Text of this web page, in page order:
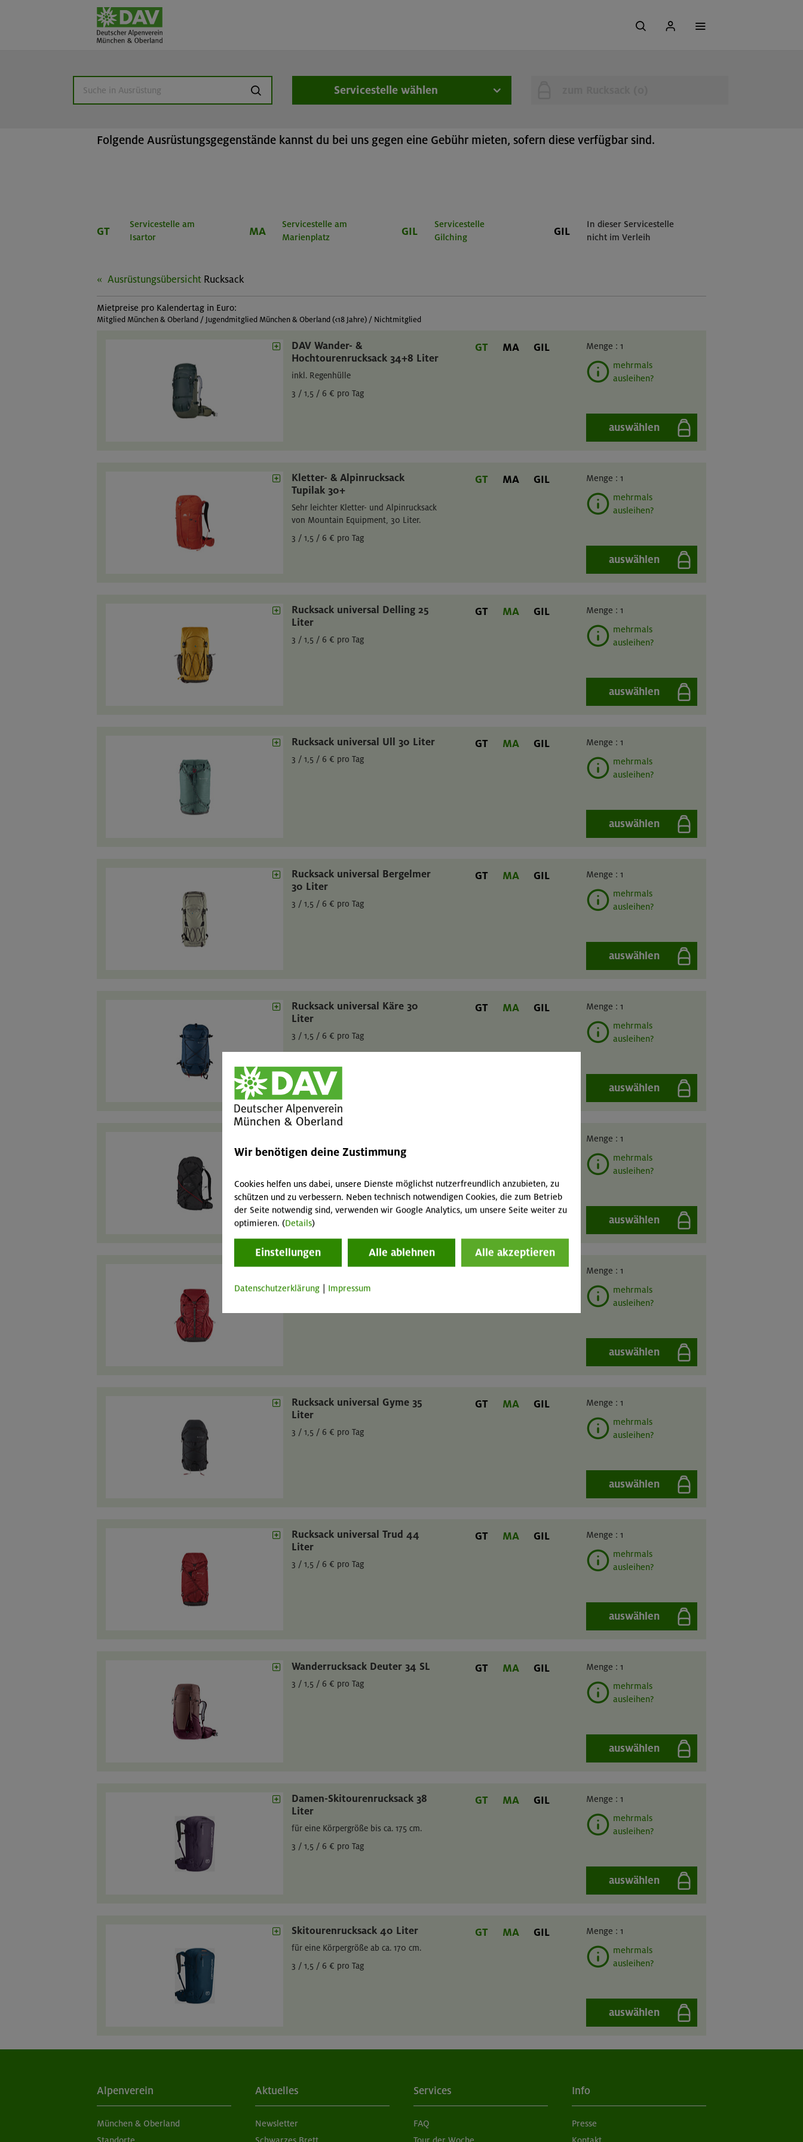
Ausrüstungsverleih
Folgende Ausrüstungsgegenstände kannst du bei uns gegen eine Gebühr mieten, sofern diese verfügbar sind.
suchen Servicestelle wählen
GT
Servicestelle am
Isartor
MA
Servicestelle am
Marienplatz
GIL
Servicestelle
Gilching
GIL
In dieser Servicestelle
nicht im Verleih
Ausrüstungsübersicht Rucksack
Mietpreise pro Kalendertag in Euro:
Mitglied München & Oberland / Jugendmitglied München & Oberland (<18 Jahre) / Nichtmitglied
DAV Wander- &
Hochtourenrucksack 34+8 Liter
inkl. Regenhülle
3 / 1,5 / 6 € pro Tag
GT MA GIL Menge : 1
mehrmals
ausleihen?
auswählen
Kletter- & Alpinrucksack
Tupilak 30+
Sehr leichter Kletter- und Alpinrucksack
von Mountain Equipment, 30 Liter.
3 / 1,5 / 6 € pro Tag
GT MA GIL Menge : 1
mehrmals
ausleihen?
auswählen
Rucksack universal Delling 25
Liter
3 / 1,5 / 6 € pro Tag
GT MA GIL Menge : 1
mehrmals
ausleihen?
auswählen
Rucksack universal Ull 30 Liter
3 / 1,5 / 6 € pro Tag
GT MA GIL Menge : 1
mehrmals
ausleihen?
auswählen
Rucksack universal Bergelmer
30 Liter
3 / 1,5 / 6 € pro Tag
GT MA GIL Menge : 1
mehrmals
ausleihen?
auswählen
Rucksack universal Käre 30
Liter
3 / 1,5 / 6 € pro Tag
GT MA GIL Menge : 1
mehrmals
ausleihen?
auswählen
Liter
Menge : 1
mehrmals
ausleihen?
auswählen
Rucksack universal Brimer 32
Liter
Menge : 1
mehrmals
ausleihen?
auswählen
Rucksack universal Gyme 35
Liter
3 / 1,5 / 6 € pro Tag
GT MA GIL Menge : 1
mehrmals
ausleihen?
auswählen
Rucksack universal Trud 44
Liter
3 / 1,5 / 6 € pro Tag
GT MA GIL Menge : 1
mehrmals
ausleihen?
auswählen
Wanderrucksack Deuter 34 SL
3 / 1,5 / 6 € pro Tag
GT MA GIL Menge : 1
mehrmals
ausleihen?
auswählen
Damen-Skitourenrucksack 38
Liter
für eine Körpergröße bis ca. 175 cm.
3 / 1,5 / 6 € pro Tag
GT MA GIL Menge : 1
mehrmals
ausleihen?
auswählen
Skitourenrucksack 40 Liter
für eine Körpergröße ab ca. 170 cm.
3 / 1,5 / 6 € pro Tag
GT MA GIL Menge : 1
mehrmals
ausleihen?
auswählen
Alpenverein
München & Oberland
Aktuelles
Newsletter
Services
FAQ
Info
Presse
Wir benötigen deine Zustimmung
Cookies helfen uns dabei, unsere Dienste möglichst nutzerfreundlich anzubieten, zu
schützen und zu verbessern. Neben technisch notwendigen Cookies, die zum Betrieb
der Seite notwendig sind, verwenden wir Google Analytics, um unsere Seite weiter zu
optimieren. (Details)
Einstellungen Alle ablehnen Alle akzeptieren
Datenschutzerklärung Impressum